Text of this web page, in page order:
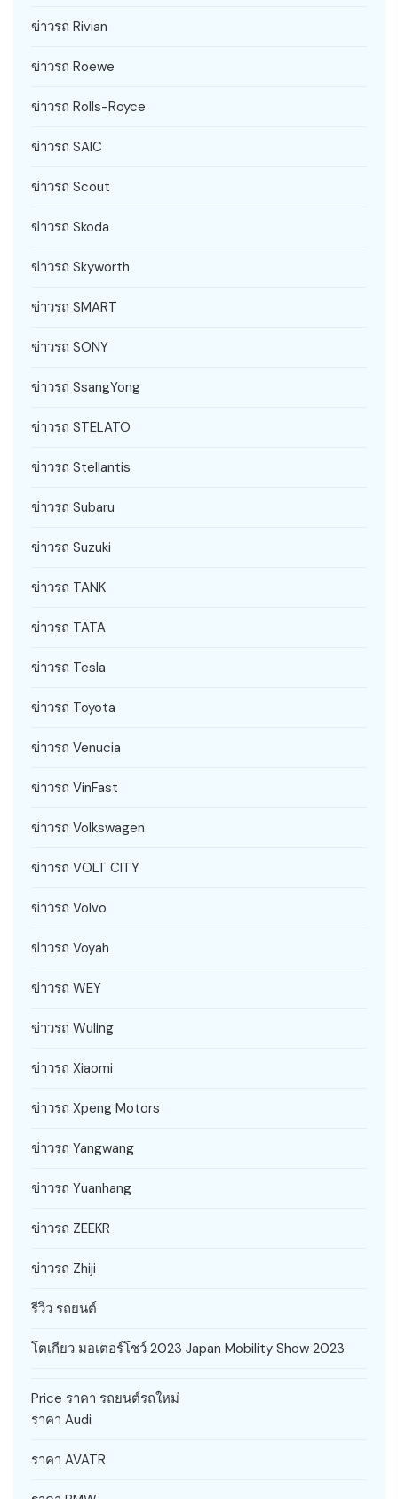
ข่าวรถ Rivian
ข่าวรถ Roewe
ข่าวรถ Rolls-Royce
ข่าวรถ SAIC
ข่าวรถ Scout
ข่าวรถ Skoda
ข่าวรถ Skyworth
ข่าวรถ SMART
ข่าวรถ SONY
ข่าวรถ SsangYong
ข่าวรถ STELATO
ข่าวรถ Stellantis
ข่าวรถ Subaru
ข่าวรถ Suzuki
ข่าวรถ TANK
ข่าวรถ TATA
ข่าวรถ Tesla
ข่าวรถ Toyota
ข่าวรถ Venucia
ข่าวรถ VinFast
ข่าวรถ Volkswagen
ข่าวรถ VOLT CITY
ข่าวรถ Volvo
ข่าวรถ Voyah
ข่าวรถ WEY
ข่าวรถ Wuling
ข่าวรถ Xiaomi
ข่าวรถ Xpeng Motors
ข่าวรถ Yangwang
ข่าวรถ Yuanhang
ข่าวรถ ZEEKR
ข่าวรถ Zhiji
รีวิว รถยนต์
โตเกียว มอเตอร์โชว์ 2023 Japan Mobility Show 2023
Price ราคา รถยนต์รถใหม่
ราคา Audi
ราคา AVATR